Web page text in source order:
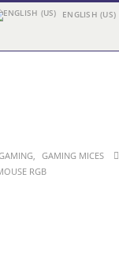
ENGLISH (US)
, GAMING MICES
RGB